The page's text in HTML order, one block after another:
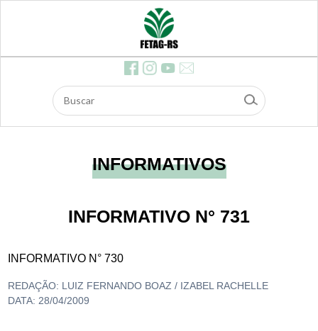
INFORMATIVOS
INFORMATIVO N° 731
INFORMATIVO N° 730
REDAÇÃO: LUIZ FERNANDO BOAZ / IZABEL RACHELLE
DATA: 28/04/2009